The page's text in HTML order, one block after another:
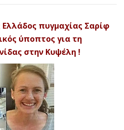
πυγμαχίας Σαρίφ
ύποπτος για τη
στην Κυψέλη !